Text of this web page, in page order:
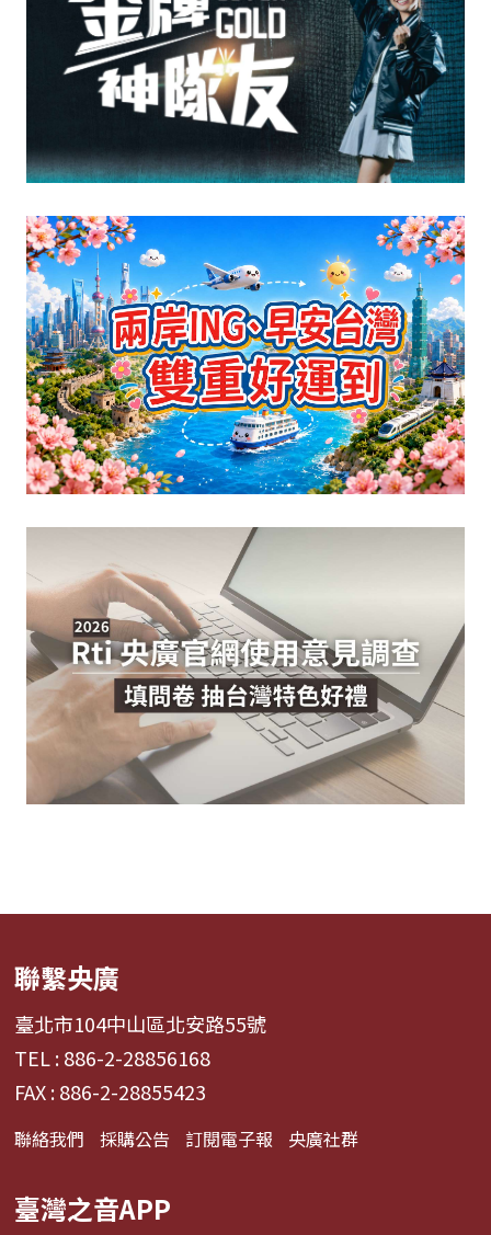
聯繫央廣
臺北市104中山區北安路55號
TEL : 886-2-28856168
FAX : 886-2-28855423
聯絡我們 採購公告 訂閱電子報 央廣社群
臺灣之音APP